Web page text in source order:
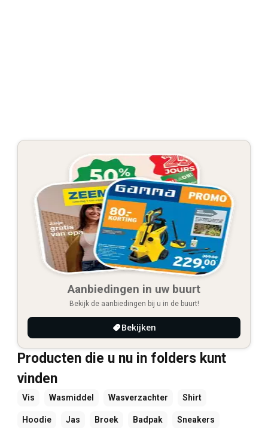
Aanbiedingen in uw buurt
Bekijk de aanbiedingen bij u in de buurt!
Bekijken
Producten die u nu in folders kunt
vinden
Vis Wasmiddel Wasverzachter Shirt
Hoodie Jas Broek Badpak Sneakers